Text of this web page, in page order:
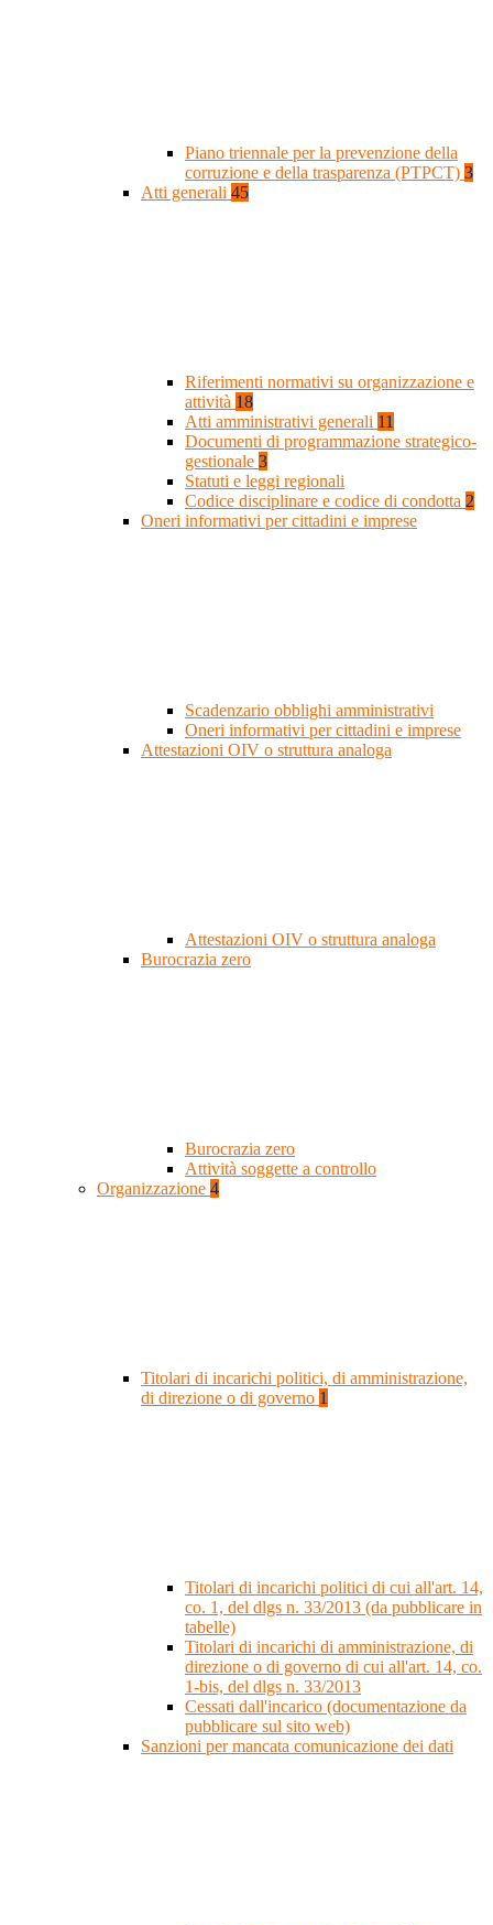
Piano triennale per la prevenzione della
corruzione e della trasparenza (PTPCT) 3
Atti generali 45
Riferimenti normativi su organizzazione e
attività 18
Atti amministrativi generali 11
Documenti di programmazione strategico-
gestionale 3
Statuti e leggi regionali
Codice disciplinare e codice di condotta 2
Oneri informativi per cittadini e imprese
Scadenzario obblighi amministrativi
Oneri informativi per cittadini e imprese
Attestazioni OIV o struttura analoga
Attestazioni OIV o struttura analoga
Burocrazia zero
Burocrazia zero
Attività soggette a controllo
Organizzazione 4
Titolari di incarichi politici, di amministrazione,
di direzione o di governo 1
Titolari di incarichi politici di cui all'art. 14,
co. 1, del dlgs n. 33/2013 (da pubblicare in
tabelle)
Titolari di incarichi di amministrazione, di
direzione o di governo di cui all'art. 14, co.
1-bis, del dlgs n. 33/2013
Cessati dall'incarico (documentazione da
pubblicare sul sito web)
Sanzioni per mancata comunicazione dei dati